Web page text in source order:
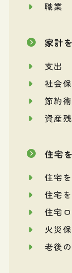
職業
家計
支出
社会
節約術
資産
住宅
住宅
住宅
住宅
火災
老後